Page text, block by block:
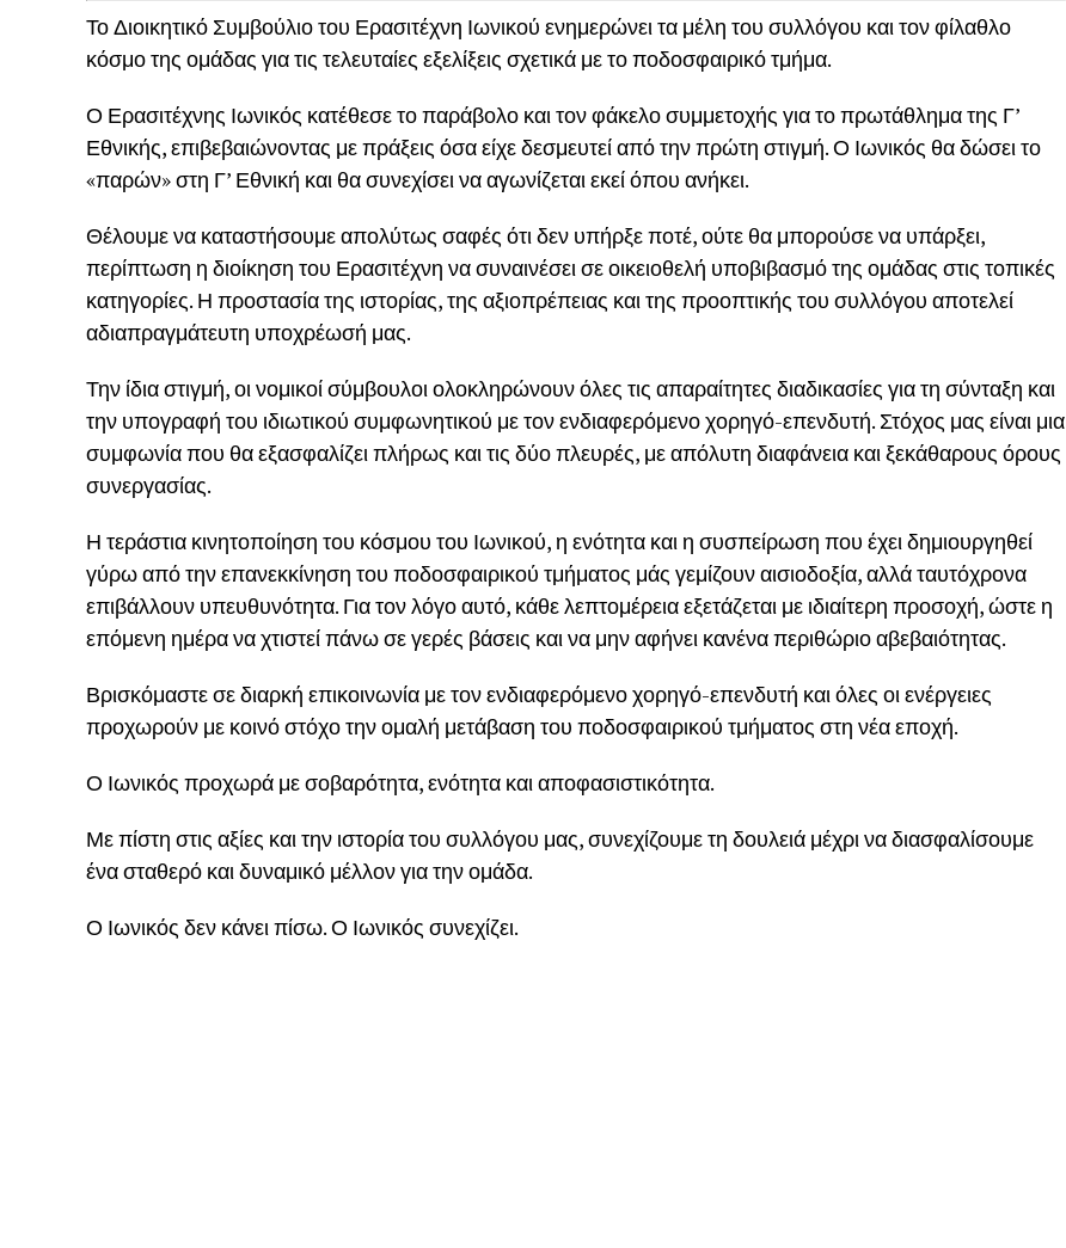
Το Διοικητικό Συμβούλιο του Ερασιτέχνη Ιωνικού ενημερώνει τα μέλη του συλλόγου και τον φίλαθλο
κόσμο της ομάδας για τις τελευταίες εξελίξεις σχετικά με το ποδοσφαιρικό τμήμα.
Ο Ερασιτέχνης Ιωνικός κατέθεσε το παράβολο και τον φάκελο συμμετοχής για το πρωτάθλημα της Γ’
Εθνικής, επιβεβαιώνοντας με πράξεις όσα είχε δεσμευτεί από την πρώτη στιγμή. Ο Ιωνικός θα δώσει το
«παρών» στη Γ’ Εθνική και θα συνεχίσει να αγωνίζεται εκεί όπου ανήκει.
Θέλουμε να καταστήσουμε απολύτως σαφές ότι δεν υπήρξε ποτέ, ούτε θα μπορούσε να υπάρξει,
περίπτωση η διοίκηση του Ερασιτέχνη να συναινέσει σε οικειοθελή υποβιβασμό της ομάδας στις τοπικές
κατηγορίες. Η προστασία της ιστορίας, της αξιοπρέπειας και της προοπτικής του συλλόγου αποτελεί
αδιαπραγμάτευτη υποχρέωσή μας.
Την ίδια στιγμή, οι νομικοί σύμβουλοι ολοκληρώνουν όλες τις απαραίτητες διαδικασίες για τη σύνταξη και
την υπογραφή του ιδιωτικού συμφωνητικού με τον ενδιαφερόμενο χορηγό-επενδυτή. Στόχος μας είναι μια
συμφωνία που θα εξασφαλίζει πλήρως και τις δύο πλευρές, με απόλυτη διαφάνεια και ξεκάθαρους όρους
συνεργασίας.
Η τεράστια κινητοποίηση του κόσμου του Ιωνικού, η ενότητα και η συσπείρωση που έχει δημιουργηθεί
γύρω από την επανεκκίνηση του ποδοσφαιρικού τμήματος μάς γεμίζουν αισιοδοξία, αλλά ταυτόχρονα
επιβάλλουν υπευθυνότητα. Για τον λόγο αυτό, κάθε λεπτομέρεια εξετάζεται με ιδιαίτερη προσοχή, ώστε η
επόμενη ημέρα να χτιστεί πάνω σε γερές βάσεις και να μην αφήνει κανένα περιθώριο αβεβαιότητας.
Βρισκόμαστε σε διαρκή επικοινωνία με τον ενδιαφερόμενο χορηγό-επενδυτή και όλες οι ενέργειες
προχωρούν με κοινό στόχο την ομαλή μετάβαση του ποδοσφαιρικού τμήματος στη νέα εποχή.
Ο Ιωνικός προχωρά με σοβαρότητα, ενότητα και αποφασιστικότητα.
Με πίστη στις αξίες και την ιστορία του συλλόγου μας, συνεχίζουμε τη δουλειά μέχρι να διασφαλίσουμε
ένα σταθερό και δυναμικό μέλλον για την ομάδα.
Ο Ιωνικός δεν κάνει πίσω. Ο Ιωνικός συνεχίζει.